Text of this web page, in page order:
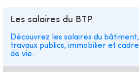
Les salaires du BTP
Découvrez les salaires du bâtiment,
travaux publics, immobilier et cadre
de vie.